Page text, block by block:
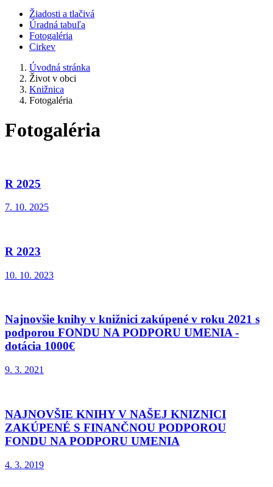
Žiadosti a tlačivá
Úradná tabuľa
Fotogaléria
Cirkev
Úvodná stránka
Život v obci
Knižnica
Fotogaléria
Fotogaléria
R 2025
7. 10. 2025
R 2023
10. 10. 2023
Najnovšie knihy v knižnici zakúpené v roku 2021 s
podporou FONDU NA PODPORU UMENIA -
dotácia 1000€
9. 3. 2021
NAJNOVŠIE KNIHY V NAŠEJ KNIZNICI
ZAKÚPENÉ S FINANČNOU PODPOROU
FONDU NA PODPORU UMENIA
4. 3. 2019